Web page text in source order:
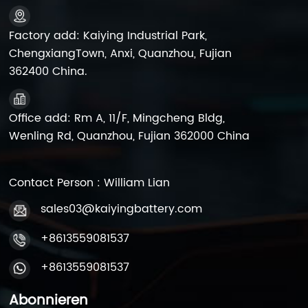
wiederaufladbare
Ventilatoren, Rolltore
Lautsprecher.tragbare
Stromversorgungsstation
usw.
Ventilatoren, Rolltore
und
Lautsprecher.tragbare
Factory add: Kaiying Industrial Park,
ChengxiangTown, Anxi, Quanzhou, Fujian
362400 China.
Office add: Rm A, 11/F, Mingcheng Bldg,
Wenling Rd, Quanzhou, Fujian 362000 China
Contact Person : William Lian
sales03@kaiyingbattery.com
+8613559081537
+8613559081537
Abonnieren